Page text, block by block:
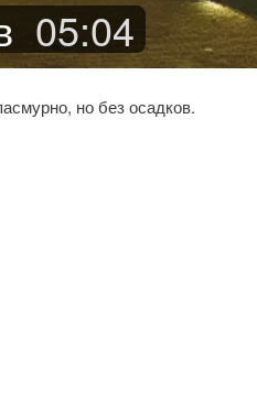
05:04
но без осадков.